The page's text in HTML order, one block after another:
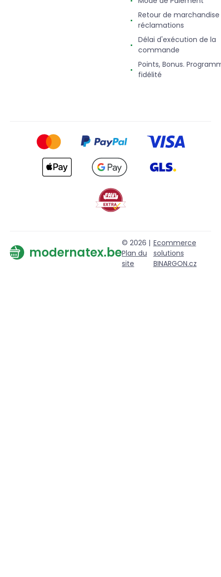
Retour de
réclamations
Délai d'exécution de la
commande
Points, Bonus.
fidélité
modernatex.be
© 2026 |
Plan du
site
Ecommerce
solutions
BINARGON.cz